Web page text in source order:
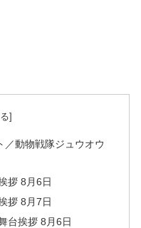
／動物戦隊ジュウオウ
拶 8月6日
拶 8月7日
台挨拶 8月6日